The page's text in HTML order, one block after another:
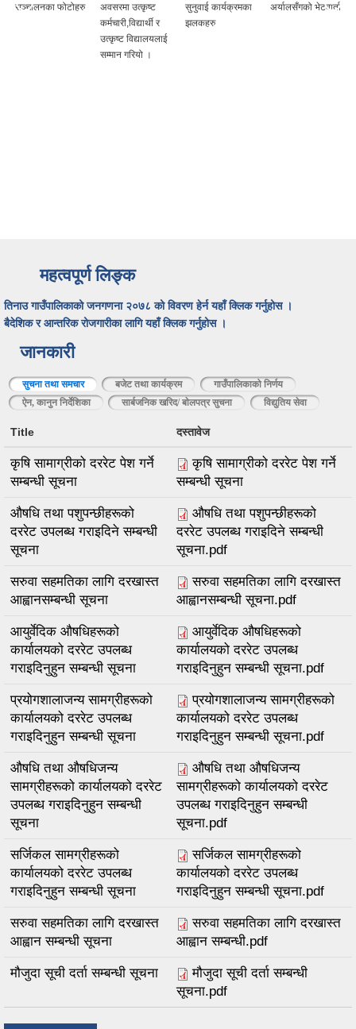
सञ्चालनका फोटोहरु
अवसरमा उत्कृष्ट
कर्मचारी,विद्यार्थी र
उत्कृष्ट विद्यालयलाई
सम्मान गरियो ।
सुनुवाई कार्यक्रमका
झलकहरु
अर्यालसँगको भेटवार्ता
महत्वपूर्ण लिङ्क
तिनाउ गाउँपालिकाको जनगणना २०७८ को विवरण हेर्न यहाँ क्लिक गर्नुहोस ।
बैदेशिक र आन्तरिक रोजगारीका लागि यहाँ क्लिक गर्नुहोस ।
जानकारी
सुचना तथा समचार(active tab)बजेट तथा कार्यक्रम
गाउँपालिकाको निर्णय
ऐन, कानुन निर्देशिका
सार्बजनिक खरिद/ बाेलपत्र सुचना विद्युतिय सेवा
Title दस्तावेज
कृषि सामाग्रीको दररेट पेश गर्ने
सम्बन्धी सूचना
कृषि सामाग्रीको दररेट पेश गर्ने
सम्बन्धी सूचना
औषधि तथा पशुपन्छीहरूको
दररेट उपलब्ध गराइदिने सम्बन्धी
सूचना
औषधि तथा पशुपन्छीहरूको
दररेट उपलब्ध गराइदिने सम्बन्धी
सूचना.pdf
सरुवा सहमतिका लागि दरखास्त
आह्वानसम्बन्धी सूचना
सरुवा सहमतिका लागि दरखास्त
आह्वानसम्बन्धी सूचना.pdf
आयुर्वेदिक औषधिहरूको
कार्यालयको दररेट उपलब्ध
गराइदिनुहुन सम्बन्धी सूचना
आयुर्वेदिक औषधिहरूको
कार्यालयको दररेट उपलब्ध
गराइदिनुहुन सम्बन्धी सूचना.pdf
प्रयोगशालाजन्य सामग्रीहरूको
कार्यालयको दररेट उपलब्ध
गराइदिनुहुन सम्बन्धी सूचना
प्रयोगशालाजन्य सामग्रीहरूको
कार्यालयको दररेट उपलब्ध
गराइदिनुहुन सम्बन्धी सूचना.pdf
औषधि तथा औषधिजन्य
सामग्रीहरूको कार्यालयको दररेट
उपलब्ध गराइदिनुहुन सम्बन्धी
सूचना
औषधि तथा औषधिजन्य
सामग्रीहरूको कार्यालयको दररेट
उपलब्ध गराइदिनुहुन सम्बन्धी
सूचना.pdf
सर्जिकल सामग्रीहरूको
कार्यालयको दररेट उपलब्ध
गराइदिनुहुन सम्बन्धी सूचना
सर्जिकल सामग्रीहरूको
कार्यालयको दररेट उपलब्ध
गराइदिनुहुन सम्बन्धी सूचना.pdf
सरुवा सहमतिका लागि दरखास्त
आह्वान सम्बन्धी सूचना
सरुवा सहमतिका लागि दरखास्त
आह्वान सम्बन्धी.pdf
मौजुदा सूची दर्ता सम्बन्धी सूचना
मौजुदा सूची दर्ता सम्बन्धी
सूचना.pdf